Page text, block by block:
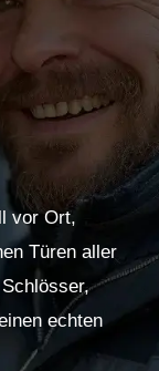
vor Ort,
Türen aller
echten